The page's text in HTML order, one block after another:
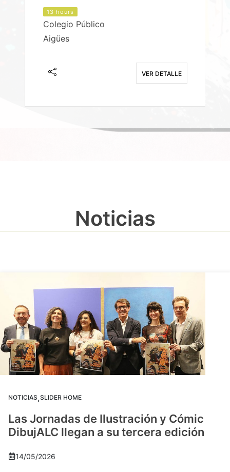
13 hours
Colegio Público
Aigües
VER DETALLE
Noticias
NOTICIAS,SLIDER HOME
Las Jornadas de Ilustración y Cómic
DibujALC llegan a su tercera edición
14/05/2026